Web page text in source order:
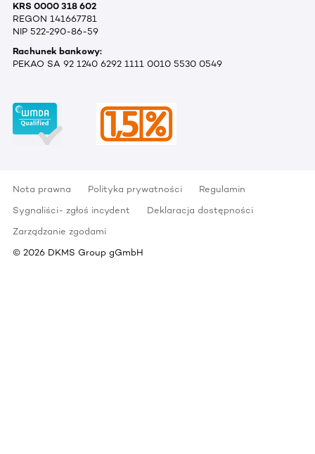
KRS 0000 318 602
REGON 141667781
NIP 522-290-86-59
Rachunek bankowy:
PEKAO SA 92 1240 6292 1111 0010 5530 0549
Nota prawna Polityka prywatności
Regulamin
Sygnaliści- zgłoś incydent
Deklaracja dostępności
Zarządzanie zgodami
© 2026 DKMS Group gGmbH